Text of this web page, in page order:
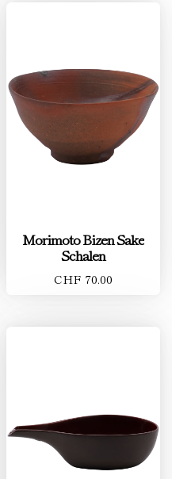
Morimoto Bizen Sake
Schalen
CHF 70.00